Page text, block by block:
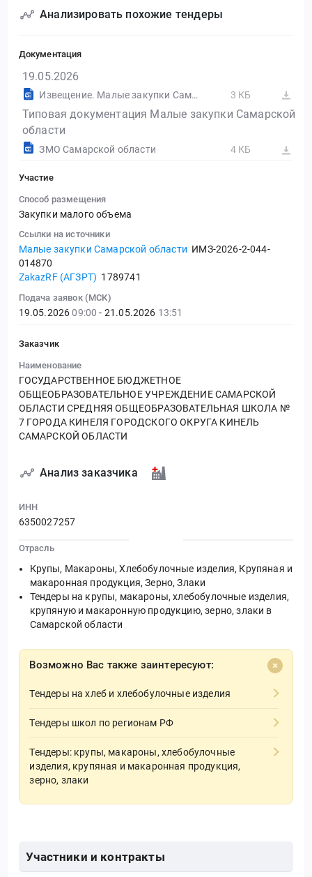
Анализировать похожие тендеры
Документация
19.05.2026
Извещение. Малые закупки Самарской области 3 КБ
Типовая документация Малые закупки Самарской
области
ЗМО Самарской области 4 КБ
Участие
Способ размещения
Закупки малого объема
Ссылки на источники
Малые закупки Самарской области ИМЗ-2026-2-044-
014870
ZakazRF (АГЗРТ) 1789741
Подача заявок (МСК)
19.05.202609:00 - 21.05.2026 13:51
Заказчик
Наименование
ГОСУДАРСТВЕННОЕ БЮДЖЕТНОЕ
ОБЩЕОБРАЗОВАТЕЛЬНОЕ УЧРЕЖДЕНИЕ САМАРСКОЙ
ОБЛАСТИ СРЕДНЯЯ ОБЩЕОБРАЗОВАТЕЛЬНАЯ ШКОЛА №
7 ГОРОДА КИНЕЛЯ ГОРОДСКОГО ОКРУГА КИНЕЛЬ
САМАРСКОЙ ОБЛАСТИ
Анализ заказчика
ИНН
6350027257
Отрасль
Крупы, Макароны, Хлебобулочные изделия, Крупяная и
макаронная продукция, Зерно, Злаки
Тендеры на крупы, макароны, хлебобулочные изделия,
крупяную и макаронную продукцию, зерно, злаки в
Самарской области
Возможно Вас также заинтересуют:
Тендеры на хлеб и хлебобулочные изделия
Тендеры школ по регионам РФ
Тендеры: крупы, макароны, хлебобулочные
изделия, крупяная и макаронная продукция,
зерно, злаки
Участники и контракты